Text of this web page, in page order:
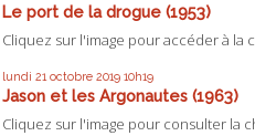
Le port de la drogue (1953)
Cliquez sur l'image pour accéder à la
lundi 21 octobre 2019 10h19
Jason et les Argonautes (1963)
Cliquez sur l'image pour consulter la